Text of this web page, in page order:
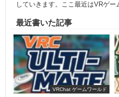
していきます。ここ最近はVRゲー
最近書いた記事
VRChat ゲームワールド